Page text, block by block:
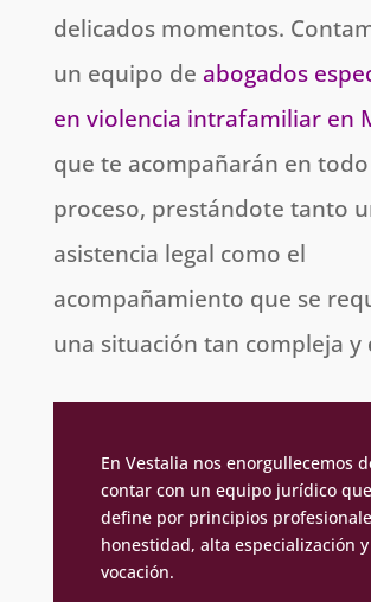
delicados momentos.
un equipo de abogados
en violencia intrafamiliar en
que te acompañarán en
proceso, prestándote tanto
asistencia legal como el
acompañamiento que se
una situación tan compleja y
En Vestalia nos enorgullecemos
contar con un equipo jurídico
define por principios
honestidad, alta especialización y
vocación.